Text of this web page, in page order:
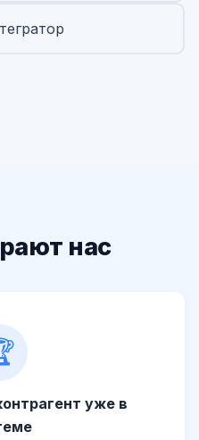
нас
уже в